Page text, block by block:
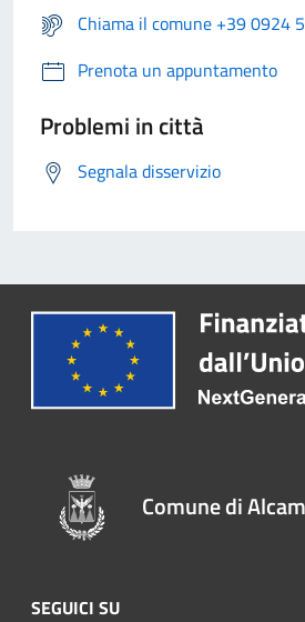
Chiama il comune +39 0924
Prenota un appuntamento
Problemi in città
Segnala disservizio
Comune di
SEGUICI SU